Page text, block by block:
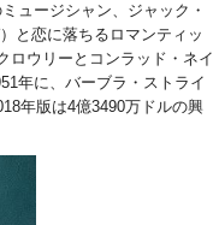
ュージシャン、ジャック・
と恋に落ちるロマンティッ
ロウリーとコンラッド・ネイ
年に、バーブラ・ストライ
年版は4億3490万ドルの興